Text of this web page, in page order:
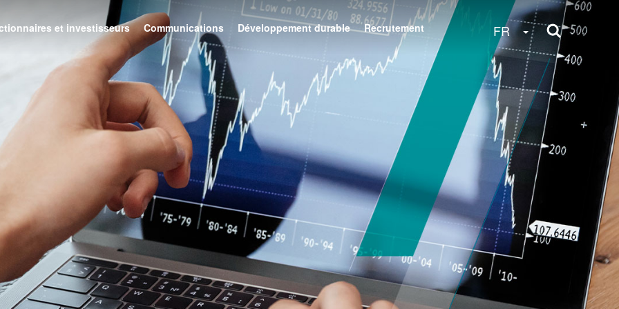
et investisseurs Communications Développement durable Recrutement FR Toggle